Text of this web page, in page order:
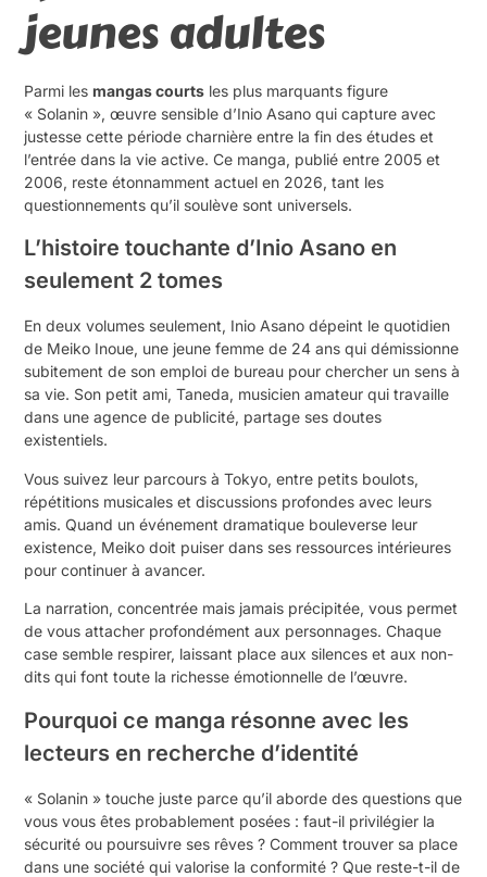
jeunes adultes
Parmi lesmangas courts les plus marquants figure
« Solanin », œuvre sensible d’Inio Asano qui capture avec
justesse cette période charnière entre la fin des études et
l’entrée dans la vie active. Ce manga, publié entre 2005 et
2006, reste étonnamment actuel en 2026, tant les
questionnements qu’il soulève sont universels.
L’histoire touchante d’Inio Asano en
seulement 2 tomes
En deux volumes seulement, Inio Asano dépeint le quotidien
de Meiko Inoue, une jeune femme de 24 ans qui démissionne
subitement de son emploi de bureau pour chercher un sens à
sa vie. Son petit ami, Taneda, musicien amateur qui travaille
dans une agence de publicité, partage ses doutes
existentiels.
Vous suivez leur parcours à Tokyo, entre petits boulots,
répétitions musicales et discussions profondes avec leurs
amis. Quand un événement dramatique bouleverse leur
existence, Meiko doit puiser dans ses ressources intérieures
pour continuer à avancer.
La narration, concentrée mais jamais précipitée, vous permet
de vous attacher profondément aux personnages. Chaque
case semble respirer, laissant place aux silences et aux non-
dits qui font toute la richesse émotionnelle de l’œuvre.
Pourquoi ce manga résonne avec les
lecteurs en recherche d’identité
« Solanin » touche juste parce qu’il aborde des questions que
vous vous êtes probablement posées : faut-il privilégier la
sécurité ou poursuivre ses rêves ? Comment trouver sa place
dans une société qui valorise la conformité ? Que reste-t-il de